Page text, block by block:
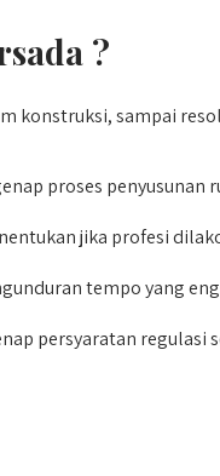
?
konstruksi, sampai
proses penyusunan
jika profesi
tempo yang
persyaratan regulasi